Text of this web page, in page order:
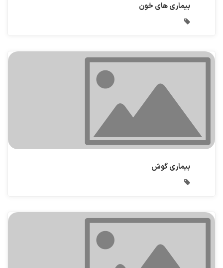
بیماری های خون
بیماری گوش